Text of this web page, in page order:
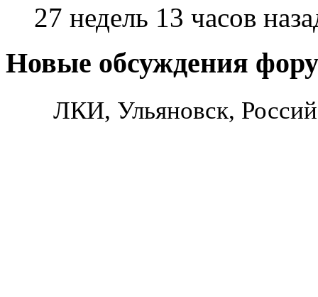
27 недель 13 часов
Новые обсуждения
ЛКИ, Ульяновск,